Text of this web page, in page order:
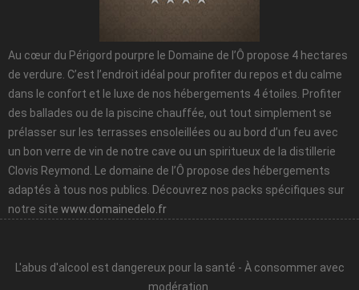
Au cœur du Périgord pourpre le Domaine de l’Ô propose 4 hectares
de verdure. C’est l’endroit idéal pour profiter du repos et du calme
dans le confort et le luxe de nos hébergements 4 étoiles. Profiter
des ballades ou de la piscine chauffée, out tout simplement se
prélasser sur les terrasses ensoleillées ou au bord d’un feu avec
un bon verre de vin de notre cave ou un spiritueux de la distillerie
Clovis Reymond. Le domaine de l’Ô propose des hébergements
adaptés à tous nos publics. Découvrez nos packs spécifiques sur
notre site www.domainedelo.fr
L'abus d'alcool est dangereux pour la santé - À consommer avec
modération.